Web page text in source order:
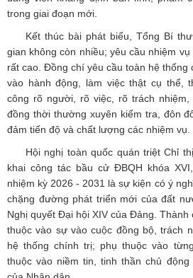
trong giai đoạn mới.
Kết thúc bài phát biểu, Tổng Bí
gian không còn nhiều; yêu cầu nhiệm
rất cao. Đồng chí yêu cầu toàn hệ thống
vào hành động, làm việc thật cụ thể,
công rõ người, rõ việc, rõ trách nhiệm,
đồng thời thường xuyên kiểm tra, đôn
đảm tiến độ và chất lượng các nhiệm vụ.
Hội nghị toàn quốc quán triệt Chỉ
khai công tác bầu cử ĐBQH khóa
nhiệm kỳ 2026 - 2031 là sự kiện có ý
chặng đường phát triển mới của đất
Nghị quyết Đại hội XIV của Đảng. Thành
thuộc vào sự vào cuộc đồng bộ, trách
hệ thống chính trị; phụ thuộc vào
thuộc vào niềm tin, tinh thần chủ